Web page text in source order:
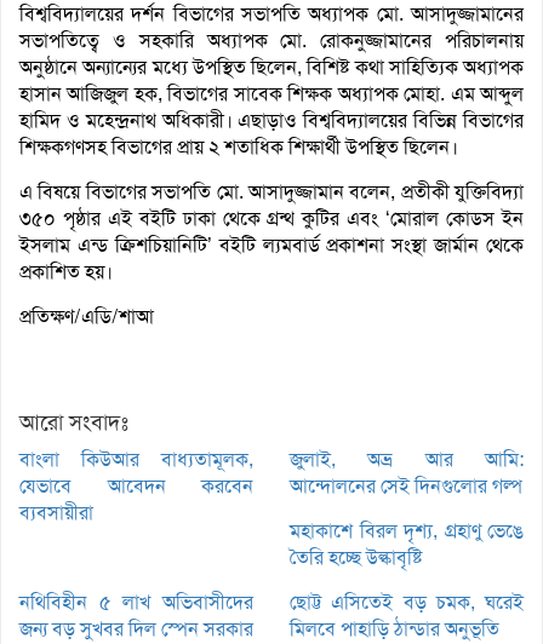
বিশ্ববিদ্যালয়ের দর্শন বিভাগের সভাপতি অধ্যাপক মো. আসাদুজ্জামানের
সভাপতিত্বে ও সহকারি অধ্যাপক মো. রোকনুজ্জামানের পরিচালনায়
অনুষ্ঠানে অন্যান্যের মধ্যে উপস্থিত ছিলেন, বিশিষ্ট কথা সাহিত্যিক অধ্যাপক
হাসান আজিজুল হক, বিভাগের সাবেক শিক্ষক অধ্যাপক মোহা. এম আব্দুল
হামিদ ও মহেন্দ্রনাথ অধিকারী। এছাড়াও বিশ্ববিদ্যালয়ের বিভিন্ন বিভাগের
শিক্ষকগণসহ বিভাগের প্রায় ২ শতাধিক শিক্ষার্থী উপস্থিত ছিলেন।
এ বিষয়ে বিভাগের সভাপতি মো. আসাদুজ্জামান বলেন, প্রতীকী যুক্তিবিদ্যা
৩৫০ পৃষ্ঠার এই বইটি ঢাকা থেকে গ্রন্থ কুটির এবং ‘মোরাল কোডস ইন
ইসলাম এন্ড ক্রিশচিয়ানিটি’ বইটি ল্যমবার্ড প্রকাশনা সংস্থা জার্মান থেকে
প্রকাশিত হয়।
প্রতিক্ষণ/এডি/শাআ
আরো সংবাদঃ
বাংলা কিউআর বাধ্যতামূলক,
যেভাবে আবেদন করবেন
ব্যবসায়ীরা
জুলাই, অভ্র আর আমি:
আন্দোলনের সেই দিনগুলোর গল্প
মহাকাশে বিরল দৃশ্য, গ্রহাণু ভেঙে
তৈরি হচ্ছে উল্কাবৃষ্টি
নথিবিহীন ৫ লাখ অভিবাসীদের
জন্য বড় সুখবর দিল স্পেন সরকার
ছোট্ট এসিতেই বড় চমক, ঘরেই
মিলবে পাহাড়ি ঠান্ডার অনুভূতি